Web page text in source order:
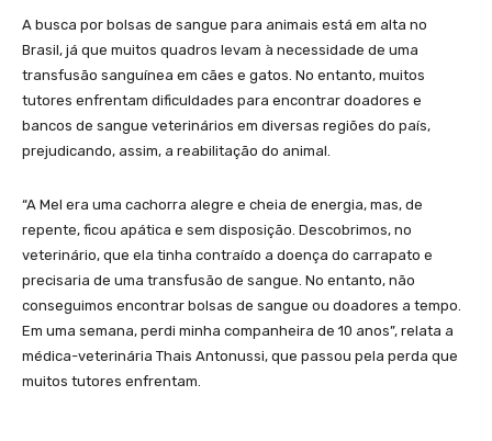
A busca por bolsas de sangue para animais está em alta no
Brasil, já que muitos quadros levam à necessidade de uma
transfusão sanguínea em cães e gatos. No entanto, muitos
tutores enfrentam dificuldades para encontrar doadores e
bancos de sangue veterinários em diversas regiões do país,
prejudicando, assim, a reabilitação do animal.
“A Mel era uma cachorra alegre e cheia de energia, mas, de
repente, ficou apática e sem disposição. Descobrimos, no
veterinário, que ela tinha contraído a doença do carrapato e
precisaria de uma transfusão de sangue. No entanto, não
conseguimos encontrar bolsas de sangue ou doadores a tempo.
Em uma semana, perdi minha companheira de 10 anos”, relata a
médica-veterinária Thais Antonussi, que passou pela perda que
muitos tutores enfrentam.